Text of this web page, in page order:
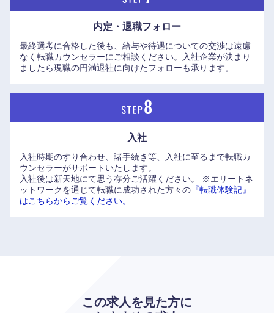
内定・退職フォロー
最終選考に合格した後も、給与や待遇についての交渉は遠慮
なく転職カウンセラーにご相談ください。入社企業が決まり
ましたら現職の円満退社に向けたフォローも承ります。
入社
入社時期のすり合わせ、諸手続き等、入社に至るまで転職カ
ウンセラーがサポートいたします。
入社後は新天地にて思う存分ご活躍ください。
※エリートネ
ットワークを通じて転職に成功された方々の 『転職体験記』
はこちらからご覧ください。
この求人を見た方に
和歌山県
中国・四国地方